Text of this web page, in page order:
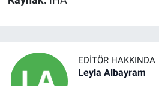
EDITÖR HAKKINDA
Leyla Albayram